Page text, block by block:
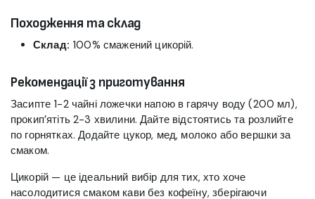
Походження та склад
Склад: 100% смажений цикорій.
Рекомендації з приготування
Засипте 1-2 чайні ложечки напою в гарячу воду (200 мл),
прокип’ятіть 2-3 хвилини. Дайте відстоятись та розлийте
по горнятках. Додайте цукор, мед, молоко або вершки за
смаком.
Цикорій — це ідеальний вибір для тих, хто хоче
насолодитися смаком кави без кофеїну, зберігаючи